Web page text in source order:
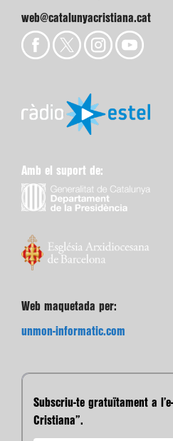
web@catalunyacristiana.cat
Amb el suport de:
Web maquetada per:
unmon-informatic.com
Subscriu-te gratuïtament a
Cristiana”.